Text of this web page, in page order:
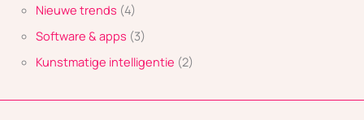
Nieuwe trends (4)
Software & apps (3)
Kunstmatige intelligentie (2)